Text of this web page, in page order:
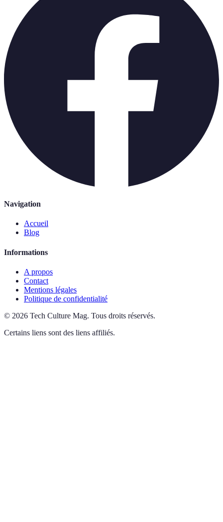
Navigation
Accueil
Blog
Informations
A propos
Contact
Mentions légales
Politique de confidentialité
© 2026 Tech Culture Mag. Tous droits réservés.
Certains liens sont des liens affiliés.